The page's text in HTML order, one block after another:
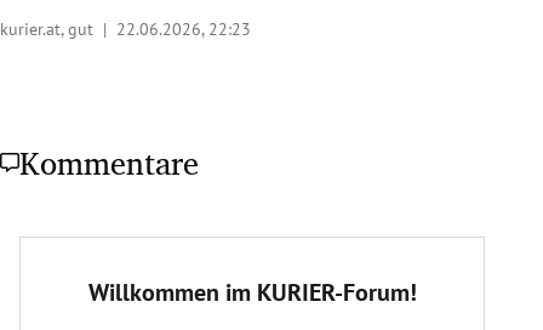
kurier.at, gut | 22.06.2026, 22:23
Kommentare